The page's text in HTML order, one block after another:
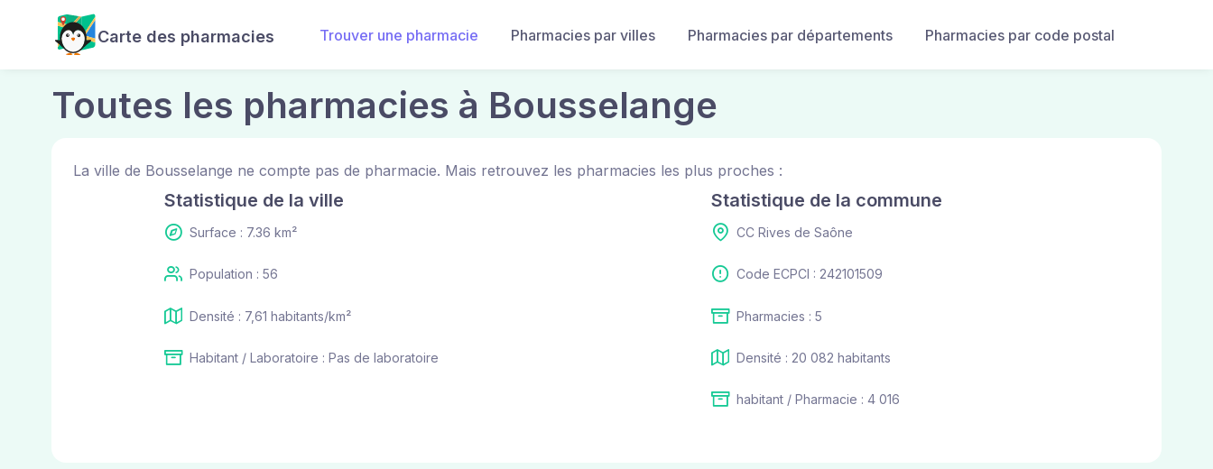
Carte des pharmacies Trouver une pharmacie Pharmacies par villes Pharmacies par départements Pharmacies par code postal
Toutes les pharmacies à Bousselange
La ville de Bousselange ne compte pas de pharmacie. Mais retrouvez les pharmacies les plus proches :
Statistique de la ville
Surface : 7.36 km²
Population : 56
Densité : 7,61 habitants/km²
Habitant / Laboratoire : Pas de laboratoire
Statistique de la commune
CC Rives de Saône
Code ECPCI : 242101509
Pharmacies : 5
Densité : 20 082 habitants
habitant / Pharmacie : 4 016